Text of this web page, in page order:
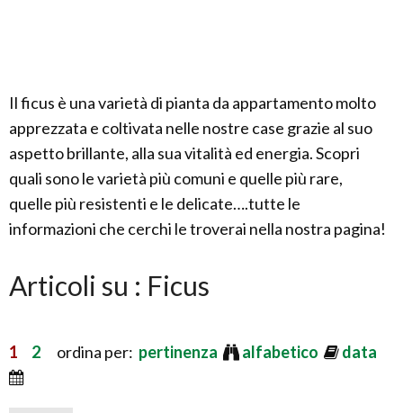
Il ficus è una varietà di pianta da appartamento molto
apprezzata e coltivata nelle nostre case grazie al suo
aspetto brillante, alla sua vitalità ed energia. Scopri
quali sono le varietà più comuni e quelle più rare,
quelle più resistenti e le delicate….tutte le
informazioni che cerchi le troverai nella nostra pagina!
Articoli su : Ficus
1 2 ordina per: pertinenza alfabetico data